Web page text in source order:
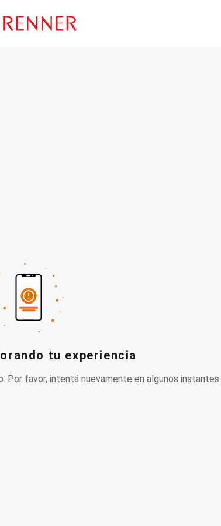
tu experiencia
Por favor, intentá nuevamente en algunos instantes.